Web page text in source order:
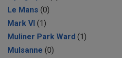
Le Mans (0)
Mark VI (1)
Muliner Park Ward (1)
Mulsanne (0)